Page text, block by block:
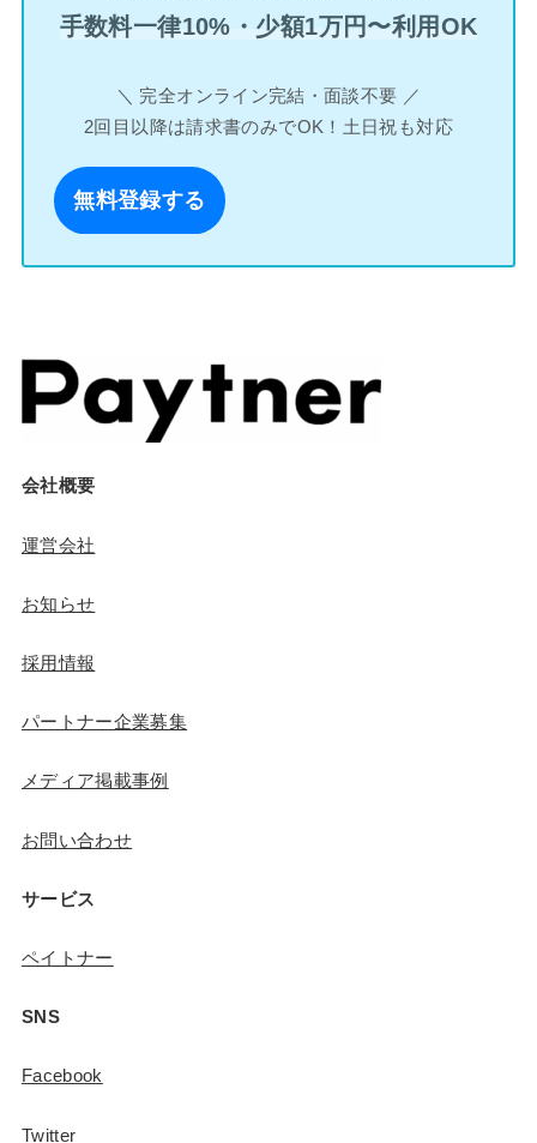
手数料一律10%・少額1万円〜利用OK
＼ 完全オンライン完結・面談不要 ／
2回目以降は請求書のみでOK！土日祝も対応
無料登録する
会社概要
運営会社
お知らせ
採用情報
パートナー企業募集
メディア掲載事例
お問い合わせ
サービス
ペイトナー
SNS
Facebook
Twitter